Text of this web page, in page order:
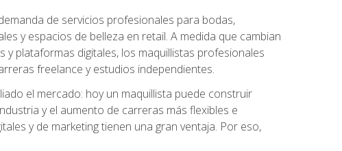
de servicios profesionales para bodas,
y espacios de belleza en retail. A medida que cambian
y plataformas digitales, los maquillistas profesionales
freelance y estudios independientes.
el mercado: hoy un maquillista puede construir
y el aumento de carreras más flexibles e
y de marketing tienen una gran ventaja. Por eso,